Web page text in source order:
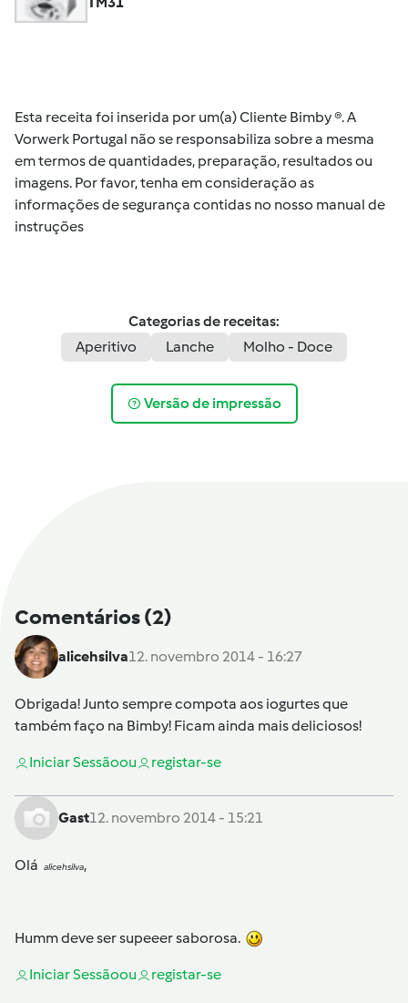
Esta receita foi inserida por um(a) Cliente Bimby ®. A
Vorwerk Portugal não se responsabiliza sobre a mesma
em termos de quantidades, preparação, resultados ou
imagens. Por favor, tenha em consideração as
informações de segurança contidas no nosso manual de
instruções
Categorias de receitas:
Aperitivo
Lanche Molho - Doce
Versão de impressão
Comentários(2)
alicehsilva12. novembro 2014 - 16:27
Obrigada! Junto sempre compota aos iogurtes que
também faço na Bimby! Ficam ainda mais deliciosos!
Iniciar Sessãoou registar-se
Gast12. novembro 2014 - 15:21
Olá alicehsilva,
Humm deve ser supeeer saborosa.
Iniciar Sessãoou registar-se